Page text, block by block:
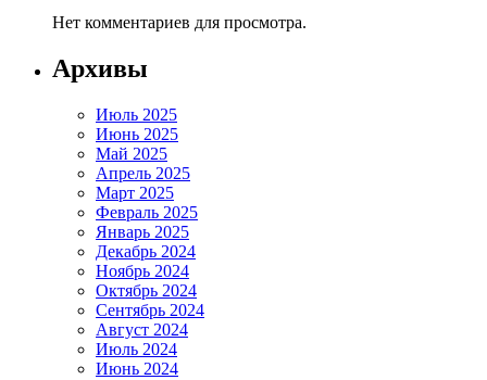
Нет комментариев для просмотра.
Архивы
Июль 2025
Июнь 2025
Май 2025
Апрель 2025
Март 2025
Февраль 2025
Январь 2025
Декабрь 2024
Ноябрь 2024
Октябрь 2024
Сентябрь 2024
Август 2024
Июль 2024
Июнь 2024